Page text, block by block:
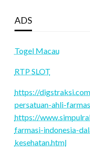
ADS
Togel Macau
RTP SLOT
https://
persatuan-ahli-
https://
farmasi-indonesia-
kesehatan.html